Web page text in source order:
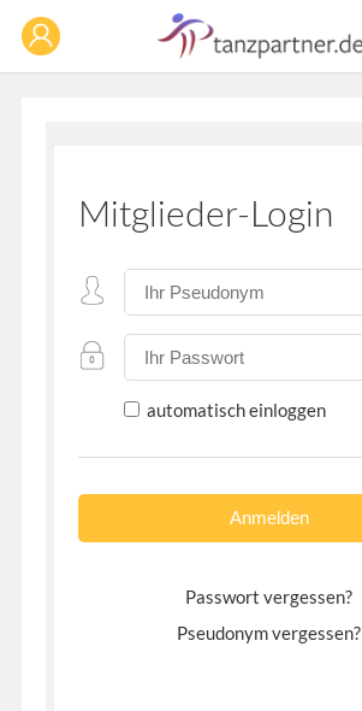
Mitglieder-Login
automatisch einloggen
Passwort vergessen?
Pseudonym vergessen?